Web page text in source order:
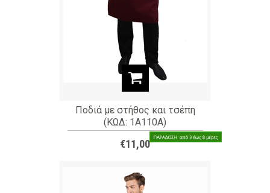
Ποδιά με στήθος και τσέπη
(ΚΩΔ: 1A110A)
€11,00